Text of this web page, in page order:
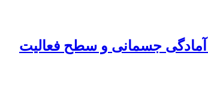
آمادگی جسمانی و سطح فعالیت